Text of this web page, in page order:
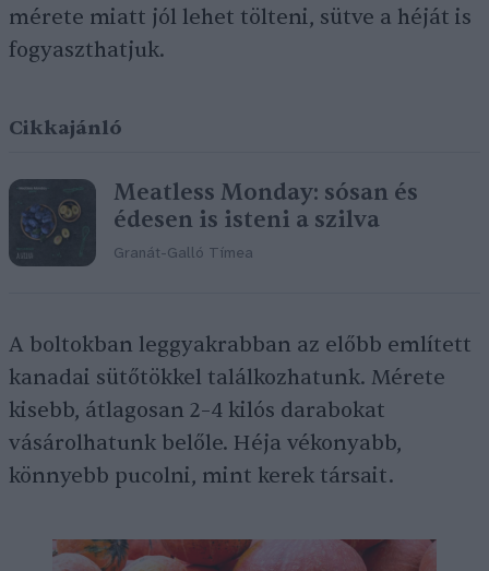
mérete miatt jól lehet tölteni, sütve a héját is
fogyaszthatjuk.
Cikkajánló
Meatless Monday: sósan és
édesen is isteni a szilva
Granát-Galló Tímea
A boltokban leggyakrabban az előbb említett
kanadai sütőtökkel találkozhatunk. Mérete
kisebb, átlagosan 2–4 kilós darabokat
vásárolhatunk belőle. Héja vékonyabb,
könnyebb pucolni, mint kerek társait.